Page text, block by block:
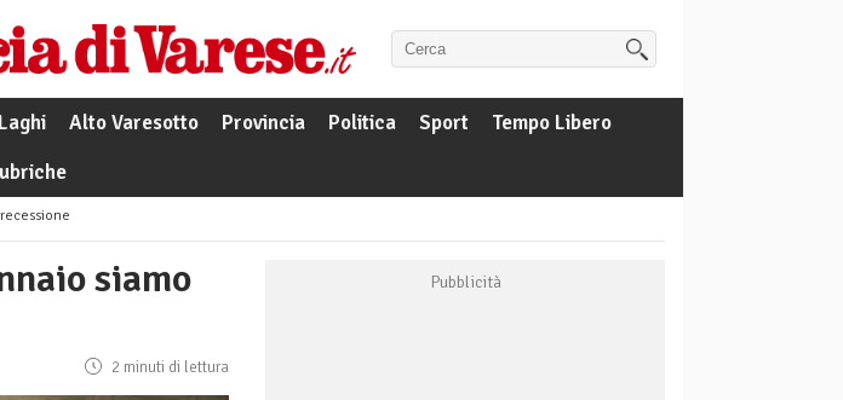
Alto Varesotto Provincia Politica Sport
Tempo Libero
siamo
2 minuti di lettura